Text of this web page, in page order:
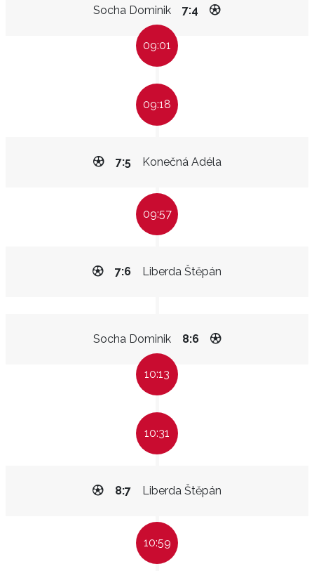
Socha Dominik 7:4
09:01
09:18
Konečná Adéla
7:5
09:57
Liberda Štěpán
7:6
Socha Dominik 8:6
10:13
10:31
Liberda Štěpán
8:7
10:59